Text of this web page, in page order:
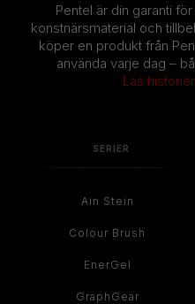
Pentel är din garanti
konstnärsmaterial och
köper en produkt från
använda varje dag –
Läs
SERIER
Ain Stein
Colour Brush
EnerGel
GraphGear